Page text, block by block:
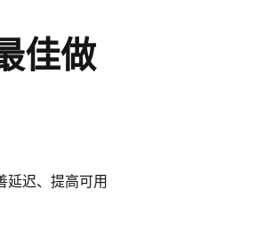
佳做
延迟、提高可用